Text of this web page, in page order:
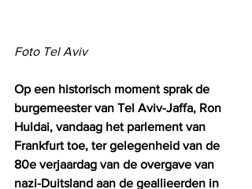
Foto Tel Aviv
Op een historisch moment sprak de
burgemeester van Tel Aviv-Jaffa, Ron
Huldai, vandaag het parlement van
Frankfurt toe, ter gelegenheid van de
80e verjaardag van de overgave van
nazi-Duitsland aan de geallieerden in